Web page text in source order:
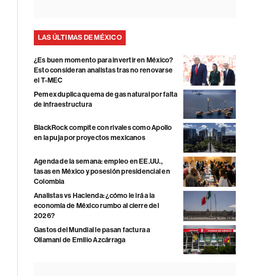
LAS ÚLTIMAS DE MÉXICO
¿Es buen momento para invertir en México?
Esto consideran analistas tras no renovarse
el T-MEC
Pemex duplica quema de gas natural por falta
de infraestructura
BlackRock compite con rivales como Apollo
en la puja por proyectos mexicanos
Agenda de la semana: empleo en EE.UU.,
tasas en México y posesión presidencial en
Colombia
Analistas vs Hacienda: ¿cómo le irá a la
economía de México rumbo al cierre del
2026?
Gastos del Mundial le pasan factura a
Ollamani de Emilio Azcárraga